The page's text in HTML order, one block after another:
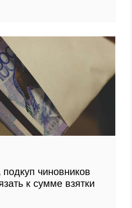
чиновников
к сумме взятки